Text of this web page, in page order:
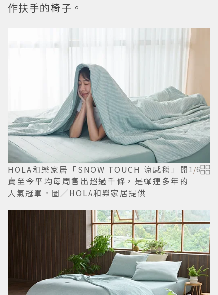
作扶手的椅子。
HOLA和樂家居「SNOW TOUCH 涼感毯」開
賣至今平均每周售出超過千條，是蟬連多年的
人氣冠軍。圖／HOLA和樂家居提供
1/6